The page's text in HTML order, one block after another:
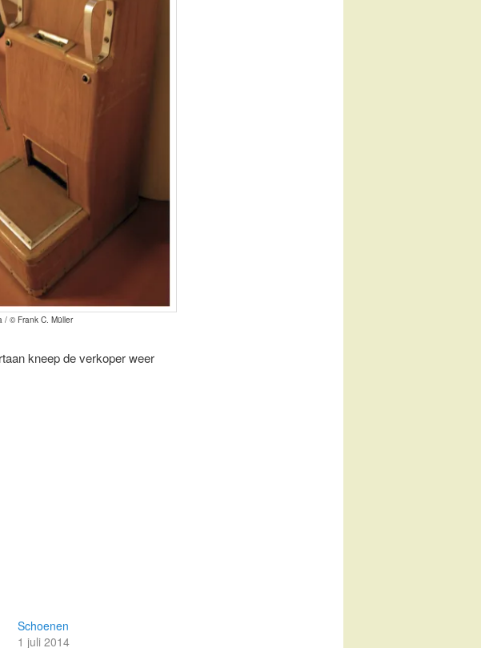
/ © Frank C. Müller
kneep de verkoper weer
Schoenen
1 juli 2014